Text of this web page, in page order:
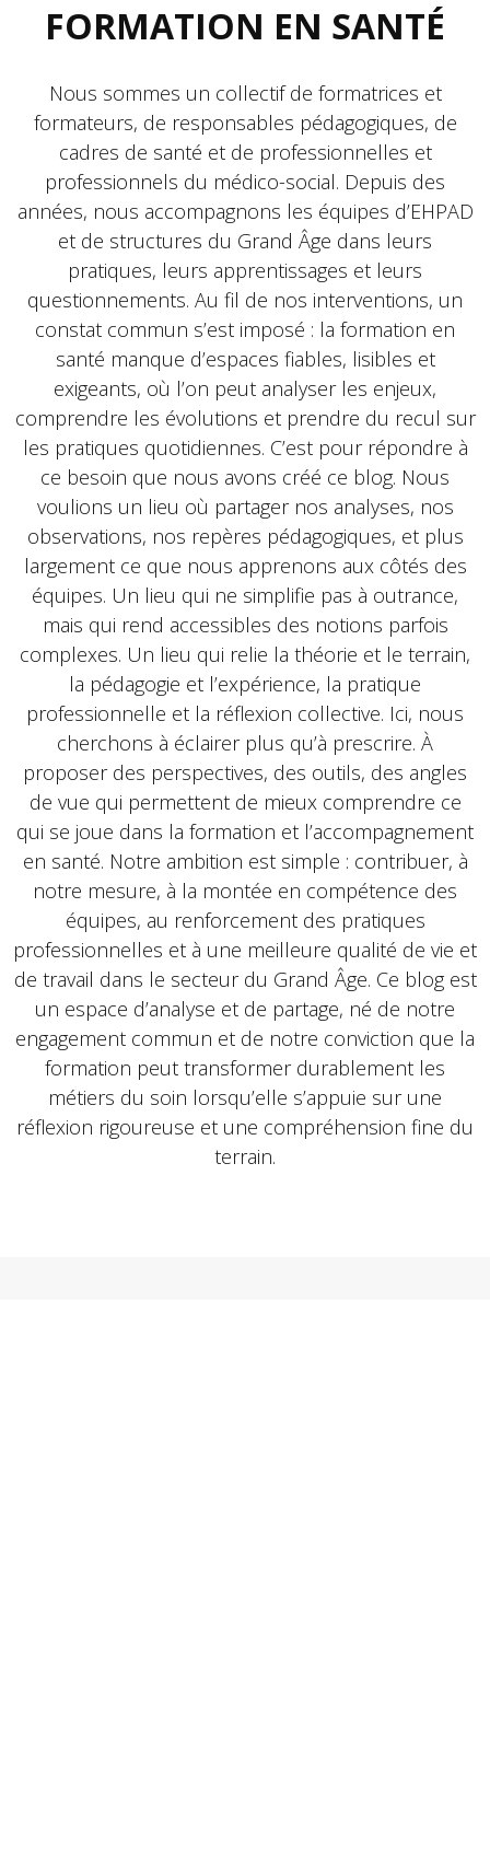
FORMATION EN SANTÉ
Nous sommes un collectif de formatrices et
formateurs, de responsables pédagogiques, de
cadres de santé et de professionnelles et
professionnels du médico-social. Depuis des
années, nous accompagnons les équipes d’EHPAD
et de structures du Grand Âge dans leurs
pratiques, leurs apprentissages et leurs
questionnements. Au fil de nos interventions, un
constat commun s’est imposé : la formation en
santé manque d’espaces fiables, lisibles et
exigeants, où l’on peut analyser les enjeux,
comprendre les évolutions et prendre du recul sur
les pratiques quotidiennes. C’est pour répondre à
ce besoin que nous avons créé ce blog. Nous
voulions un lieu où partager nos analyses, nos
observations, nos repères pédagogiques, et plus
largement ce que nous apprenons aux côtés des
équipes. Un lieu qui ne simplifie pas à outrance,
mais qui rend accessibles des notions parfois
complexes. Un lieu qui relie la théorie et le terrain,
la pédagogie et l’expérience, la pratique
professionnelle et la réflexion collective. Ici, nous
cherchons à éclairer plus qu’à prescrire. À
proposer des perspectives, des outils, des angles
de vue qui permettent de mieux comprendre ce
qui se joue dans la formation et l’accompagnement
en santé. Notre ambition est simple : contribuer, à
notre mesure, à la montée en compétence des
équipes, au renforcement des pratiques
professionnelles et à une meilleure qualité de vie et
de travail dans le secteur du Grand Âge. Ce blog est
un espace d’analyse et de partage, né de notre
engagement commun et de notre conviction que la
formation peut transformer durablement les
métiers du soin lorsqu’elle s’appuie sur une
réflexion rigoureuse et une compréhension fine du
terrain.